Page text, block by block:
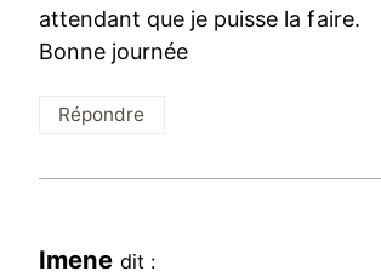
attendant que je puisse la faire.
Bonne journée
Répondre
Imene dit :